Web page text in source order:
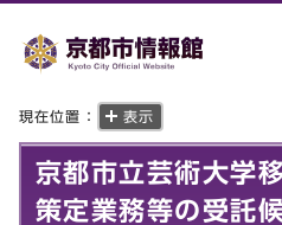
現在位置： 表示
京都市立芸術大学
策定業務等の受託